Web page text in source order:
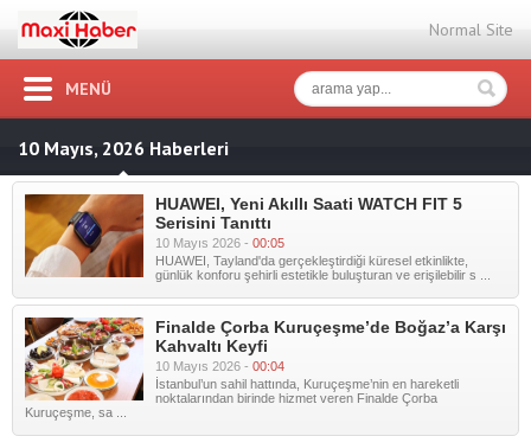
Normal Site
MENÜ
10 Mayıs, 2026 Haberleri
HUAWEI, Yeni Akıllı Saati WATCH FIT 5
Serisini Tanıttı
10 Mayıs 2026 - 00:05
HUAWEI, Tayland'da gerçekleştirdiği küresel etkinlikte,
günlük konforu şehirli estetikle buluşturan ve erişilebilir s ...
Finalde Çorba Kuruçeşme’de Boğaz’a Karşı
Kahvaltı Keyfi
10 Mayıs 2026 - 00:04
İstanbul’un sahil hattında, Kuruçeşme’nin en hareketli
noktalarından birinde hizmet veren Finalde Çorba
Kuruçeşme, sa ...